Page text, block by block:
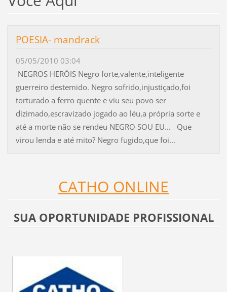
POESIA- mandrack
05/05/2010 03:04
NEGROS HERÓIS Negro forte,valente,inteligente
guerreiro destemido. Negro sofrido,injustiçado,foi
torturado a ferro quente e viu seu povo ser
dizimado,escravizado jogado ao léu,a própria sorte e
até a morte não se rendeu NEGRO SOU EU... Que
virou lenda e até mito? Negro fugido,que foi...
CATHO ONLINE
SUA OPORTUNIDADE PROFISSIONAL